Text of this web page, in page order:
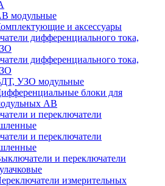
модульные
и аксессуары
дифференциального тока,
дифференциального тока,
УЗО модульные
блоки для
АВ
и переключатели
и переключатели
и переключатели
измерительных